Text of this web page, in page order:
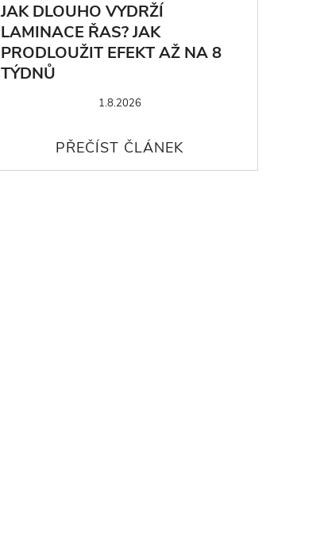
JAK DLOUHO VYDRŽÍ
LAMINACE ŘAS? JAK
PRODLOUŽIT EFEKT AŽ NA 8
TÝDNŮ
1.8.2026